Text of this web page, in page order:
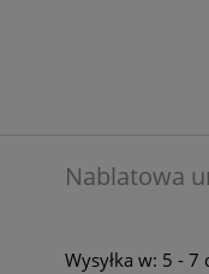
Nablatowa
Wysyłka w: 5 - 7